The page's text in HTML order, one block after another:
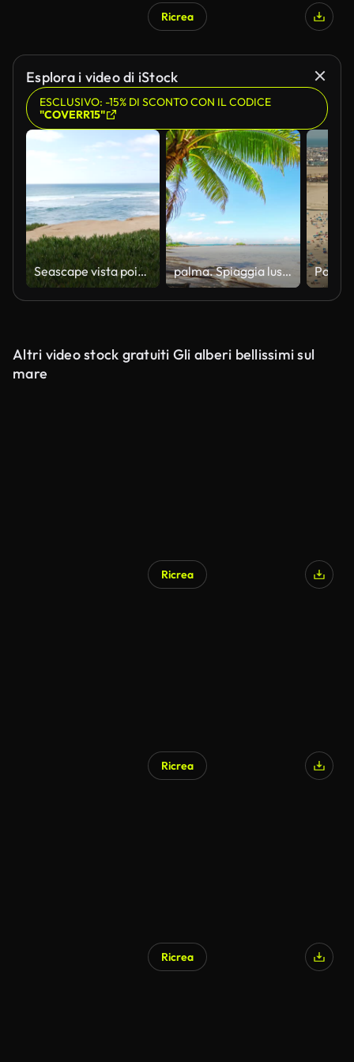
Ricrea
Esplora i video di iStock
ESCLUSIVO: -15% DI SCONTO CON IL CODICE
"COVERR15"
Seascape vista point, costa della California USA. Marea oceanica, onda blu del mare si affacciano. Pianta di ghiaccio succulenta. palma. Spiaggia lussuosa. viaggio. giorno festivo
Altri video stock gratuiti Gli alberi bellissimi sul
mare
Ricrea
Ricrea
Ricrea